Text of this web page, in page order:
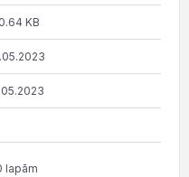
KB
lapām